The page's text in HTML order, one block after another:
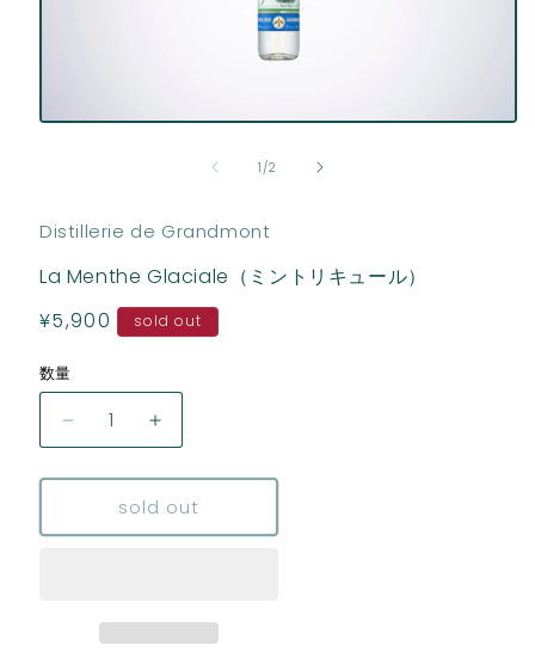
メ
ィ
(1)
開
く
1 /の
2
Distillerie de Grandmont
La Menthe Glaciale（ミントリキュール）
通
価
¥5,900 sold out
数
数量
Menthe
Glaciale（ミ
ト
La
Menthe
Glaciale（ミ
ン
ト
ュ
sold out